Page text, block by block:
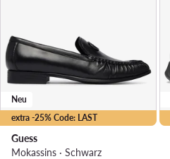
extra -25% Code: LAST
Neu
Guess
Mokassins · Schwarz